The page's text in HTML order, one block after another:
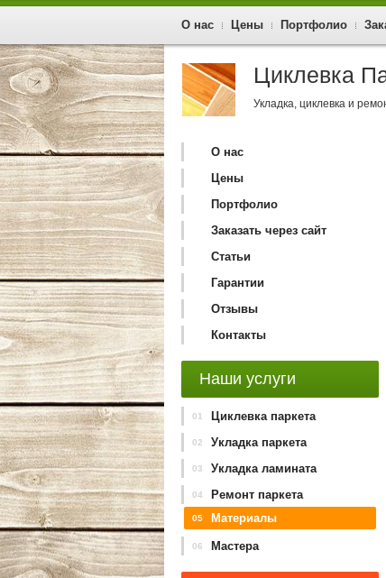
О нас Цены Портфолио
Циклевка
Укладка, циклевка и
О нас
Цены
Портфолио
Заказать через сайт
Статьи
Гарантии
Отзывы
Контакты
Наши услуги
01 Циклевка паркета
02 Укладка паркета
03 Укладка ламината
04 Ремонт паркета
05 Материалы
06 Мастера